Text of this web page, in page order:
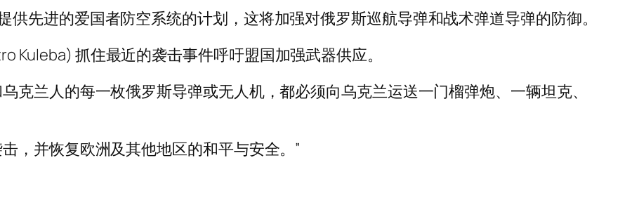
先进的爱国者防空系统的计划，这将加强对俄罗斯巡航导弹和战术弹道导弹的防御。
Kuleba) 抓住最近的袭击事件呼吁盟国加强武器供应。
克兰人的每一枚俄罗斯导弹或无人机，都必须向乌克兰运送一门榴弹炮、一辆坦克、
，并恢复欧洲及其他地区的和平与安全。”